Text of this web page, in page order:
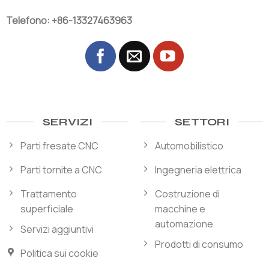
Telefono: +86-13327463963
SERVIZI
Parti fresate CNC
Parti tornite a CNC
Trattamento
superficiale
Servizi aggiuntivi
Politica sui cookie
SETTORI
Automobilistico
Ingegneria elettrica
Costruzione di
macchine e
automazione
Prodotti di consumo